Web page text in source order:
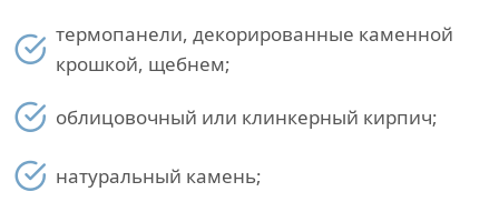
термопанели, декорированные каменной
крошкой, щебнем;
облицовочный или клинкерный кирпич;
натуральный камень;